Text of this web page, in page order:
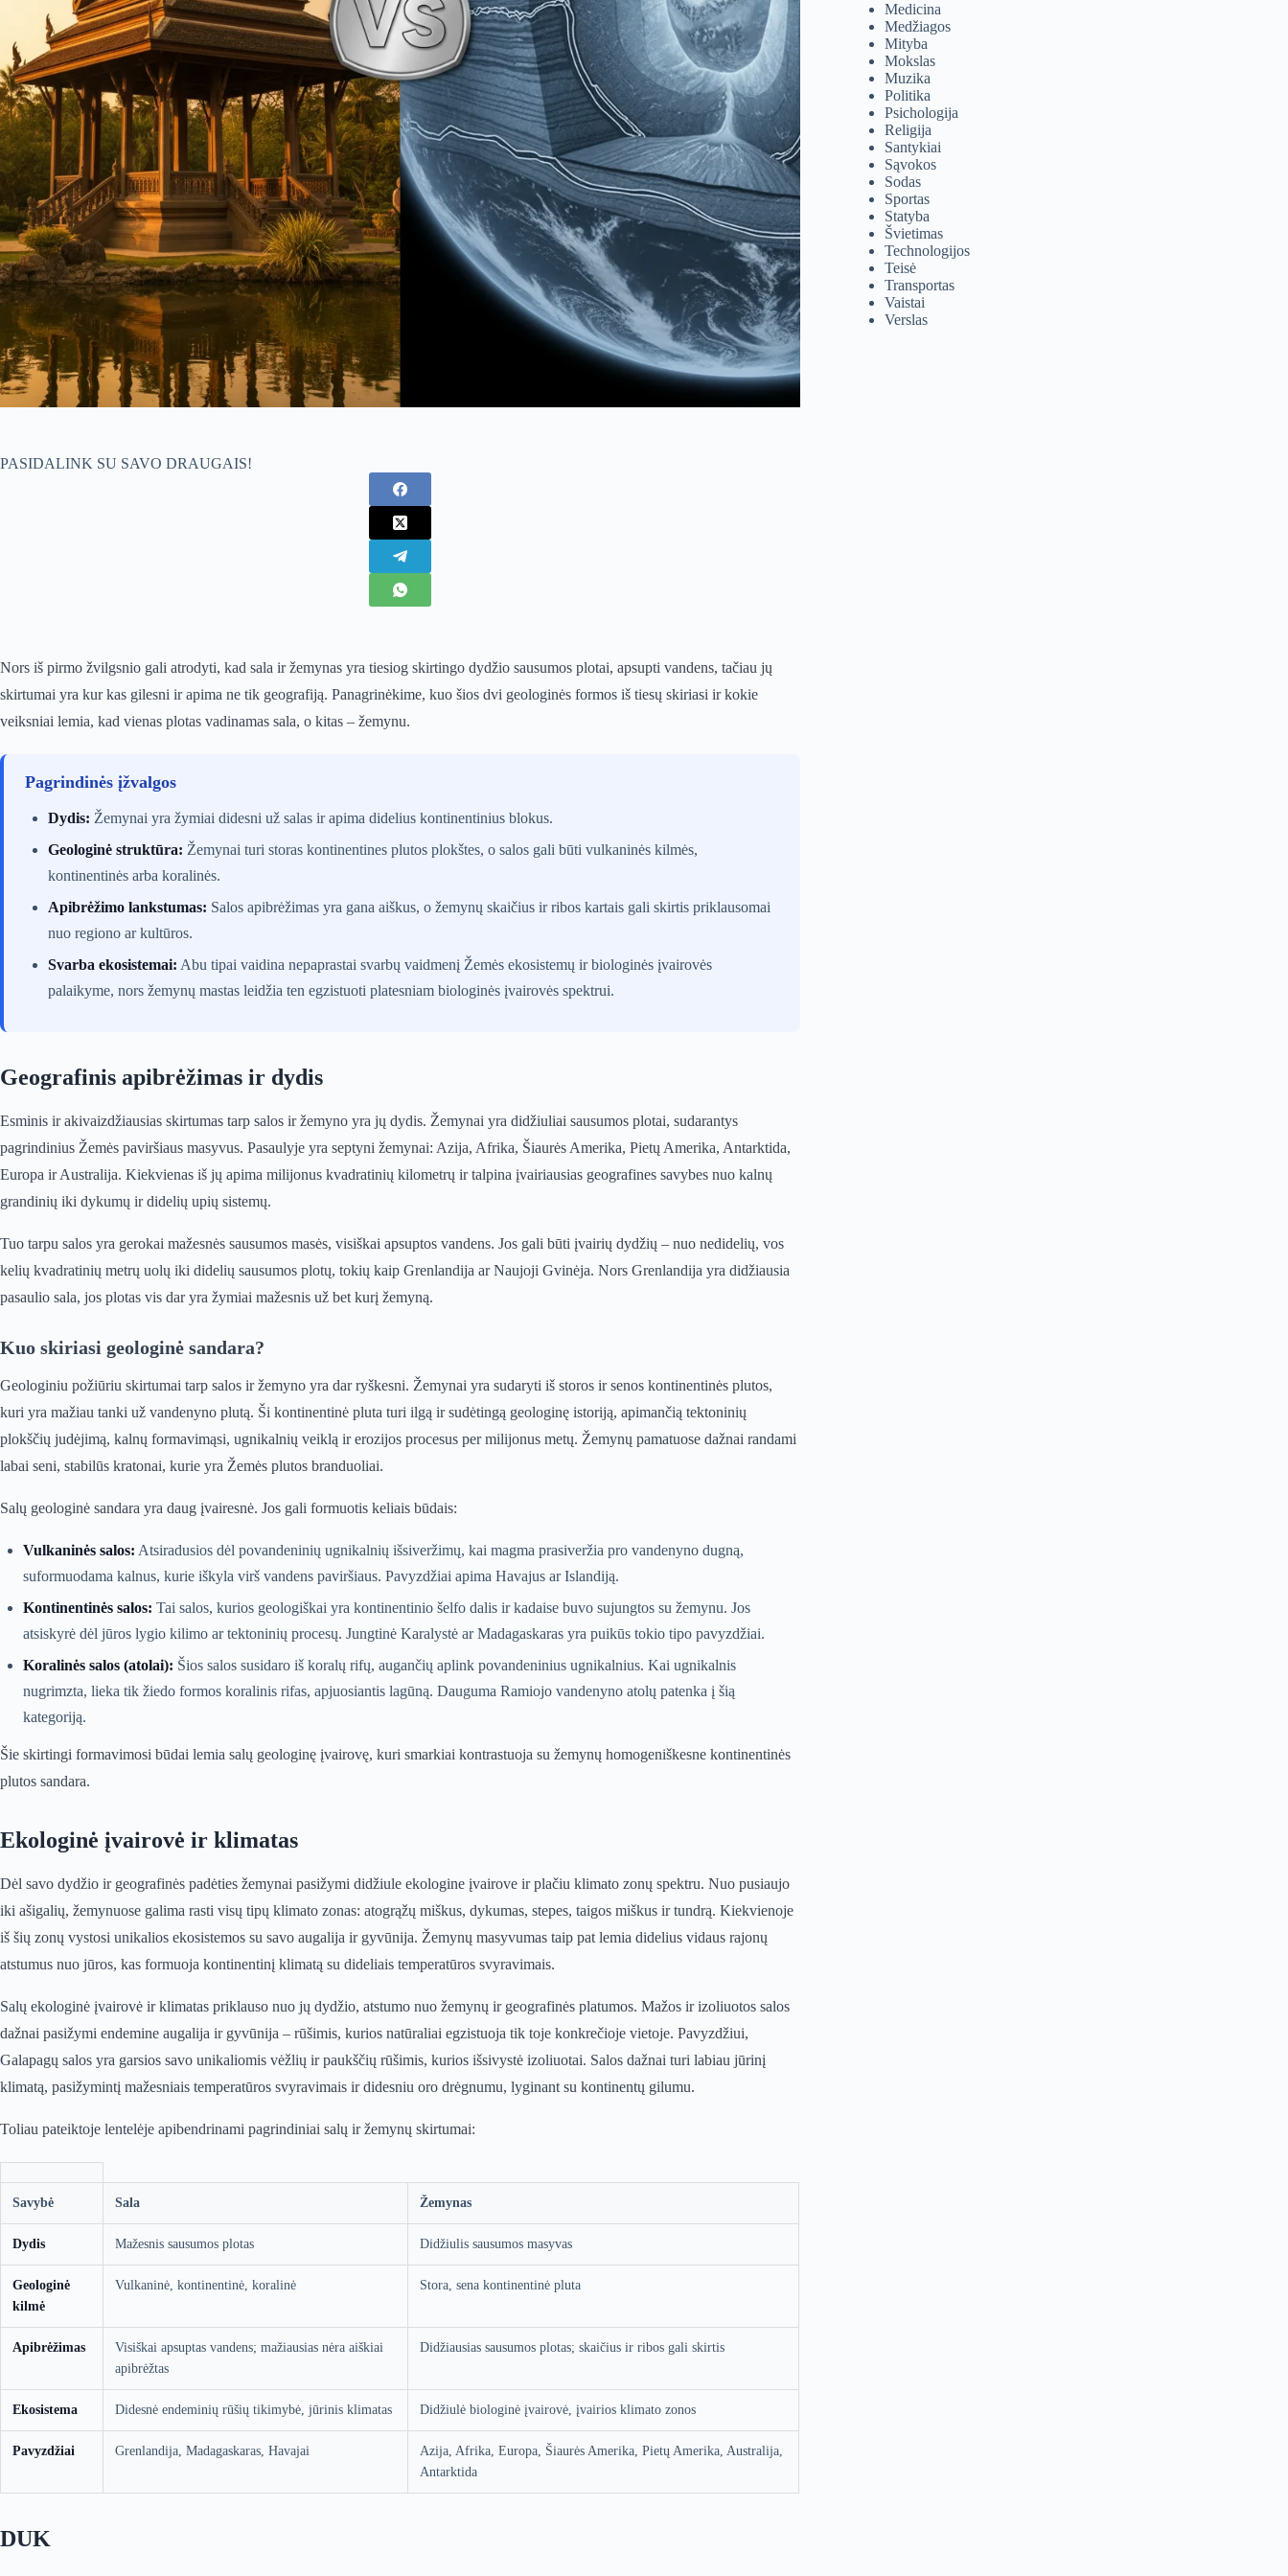
PASIDALINK SU SAVO DRAUGAIS!
Nors iš pirmo žvilgsnio gali atrodyti, kad sala ir žemynas yra tiesiog skirtingo dydžio sausumos plotai, apsupti vandens, tačiau jų
skirtumai yra kur kas gilesni ir apima ne tik geografiją. Panagrinėkime, kuo šios dvi geologinės formos iš tiesų skiriasi ir kokie
veiksniai lemia, kad vienas plotas vadinamas sala, o kitas – žemynu.
Pagrindinės įžvalgos
Dydis: Žemynai yra žymiai didesni už salas ir apima didelius kontinentinius blokus.
Geologinė struktūra: Žemynai turi storas kontinentines plutos plokštes, o salos gali būti vulkaninės kilmės,
kontinentinės arba koralinės.
Apibrėžimo lankstumas: Salos apibrėžimas yra gana aiškus, o žemynų skaičius ir ribos kartais gali skirtis priklausomai
nuo regiono ar kultūros.
Svarba ekosistemai: Abu tipai vaidina nepaprastai svarbų vaidmenį Žemės ekosistemų ir biologinės įvairovės
palaikyme, nors žemynų mastas leidžia ten egzistuoti platesniam biologinės įvairovės spektrui.
Geografinis apibrėžimas ir dydis
Esminis ir akivaizdžiausias skirtumas tarp salos ir žemyno yra jų dydis. Žemynai yra didžiuliai sausumos plotai, sudarantys
pagrindinius Žemės paviršiaus masyvus. Pasaulyje yra septyni žemynai: Azija, Afrika, Šiaurės Amerika, Pietų Amerika, Antarktida,
Europa ir Australija. Kiekvienas iš jų apima milijonus kvadratinių kilometrų ir talpina įvairiausias geografines savybes nuo kalnų
grandinių iki dykumų ir didelių upių sistemų.
Tuo tarpu salos yra gerokai mažesnės sausumos masės, visiškai apsuptos vandens. Jos gali būti įvairių dydžių – nuo nedidelių, vos
kelių kvadratinių metrų uolų iki didelių sausumos plotų, tokių kaip Grenlandija ar Naujoji Gvinėja. Nors Grenlandija yra didžiausia
pasaulio sala, jos plotas vis dar yra žymiai mažesnis už bet kurį žemyną.
Kuo skiriasi geologinė sandara?
Geologiniu požiūriu skirtumai tarp salos ir žemyno yra dar ryškesni. Žemynai yra sudaryti iš storos ir senos kontinentinės plutos,
kuri yra mažiau tanki už vandenyno plutą. Ši kontinentinė pluta turi ilgą ir sudėtingą geologinę istoriją, apimančią tektoninių
plokščių judėjimą, kalnų formavimąsi, ugnikalnių veiklą ir erozijos procesus per milijonus metų. Žemynų pamatuose dažnai randami
labai seni, stabilūs kratonai, kurie yra Žemės plutos branduoliai.
Salų geologinė sandara yra daug įvairesnė. Jos gali formuotis keliais būdais:
Vulkaninės salos: Atsiradusios dėl povandeninių ugnikalnių išsiveržimų, kai magma prasiveržia pro vandenyno dugną,
suformuodama kalnus, kurie iškyla virš vandens paviršiaus. Pavyzdžiai apima Havajus ar Islandiją.
Kontinentinės salos: Tai salos, kurios geologiškai yra kontinentinio šelfo dalis ir kadaise buvo sujungtos su žemynu. Jos
atsiskyrė dėl jūros lygio kilimo ar tektoninių procesų. Jungtinė Karalystė ar Madagaskaras yra puikūs tokio tipo pavyzdžiai.
Koralinės salos (atolai): Šios salos susidaro iš koralų rifų, augančių aplink povandeninius ugnikalnius. Kai ugnikalnis
nugrimzta, lieka tik žiedo formos koralinis rifas, apjuosiantis lagūną. Dauguma Ramiojo vandenyno atolų patenka į šią
kategoriją.
Šie skirtingi formavimosi būdai lemia salų geologinę įvairovę, kuri smarkiai kontrastuoja su žemynų homogeniškesne kontinentinės
plutos sandara.
Ekologinė įvairovė ir klimatas
Dėl savo dydžio ir geografinės padėties žemynai pasižymi didžiule ekologine įvairove ir plačiu klimato zonų spektru. Nuo pusiaujo
iki ašigalių, žemynuose galima rasti visų tipų klimato zonas: atogrąžų miškus, dykumas, stepes, taigos miškus ir tundrą. Kiekvienoje
iš šių zonų vystosi unikalios ekosistemos su savo augalija ir gyvūnija. Žemynų masyvumas taip pat lemia didelius vidaus rajonų
atstumus nuo jūros, kas formuoja kontinentinį klimatą su dideliais temperatūros svyravimais.
Salų ekologinė įvairovė ir klimatas priklauso nuo jų dydžio, atstumo nuo žemynų ir geografinės platumos. Mažos ir izoliuotos salos
dažnai pasižymi endemine augalija ir gyvūnija – rūšimis, kurios natūraliai egzistuoja tik toje konkrečioje vietoje. Pavyzdžiui,
Galapagų salos yra garsios savo unikaliomis vėžlių ir paukščių rūšimis, kurios išsivystė izoliuotai. Salos dažnai turi labiau jūrinį
klimatą, pasižymintį mažesniais temperatūros svyravimais ir didesniu oro drėgnumu, lyginant su kontinentų gilumu.
Toliau pateiktoje lentelėje apibendrinami pagrindiniai salų ir žemynų skirtumai:
Savybė Sala Žemynas
Dydis Mažesnis sausumos plotas Didžiulis sausumos masyvas
Geologinė
kilmė
Vulkaninė, kontinentinė, koralinė Stora, sena kontinentinė pluta
Apibrėžimas
Visiškai apsuptas vandens; mažiausias nėra aiškiai
apibrėžtas
Didžiausias sausumos plotas; skaičius ir ribos gali skirtis
Ekosistema Didesnė endeminių rūšių tikimybė, jūrinis klimatas Didžiulė biologinė įvairovė, įvairios klimato zonos
Pavyzdžiai Grenlandija, Madagaskaras, Havajai
Azija, Afrika, Europa, Šiaurės Amerika, Pietų Amerika, Australija,
Antarktida
DUK
Medicina
Medžiagos
Mityba
Mokslas
Muzika
Politika
Psichologija
Religija
Santykiai
Sąvokos
Sodas
Sportas
Statyba
Švietimas
Technologijos
Teisė
Transportas
Vaistai
Verslas